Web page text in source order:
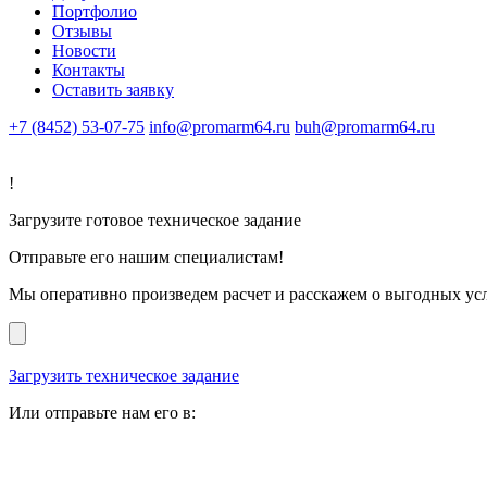
Портфолио
Отзывы
Новости
Контакты
Оставить заявку
+7 (8452) 53-07-75 info@promarm64.ru buh@promarm64.ru
!
Загрузите готовое техническое задание
Отправьте его нашим специалистам!
Мы оперативно произведем расчет и расскажем о выгодных
Загрузить техническое задание
Или отправьте нам его в: